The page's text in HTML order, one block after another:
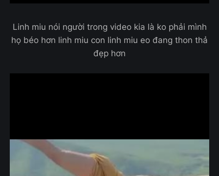
Linh miu nói người trong video kia là ko phải mình
họ béo hơn linh miu con linh miu eo đang thon thả
đẹp hơn